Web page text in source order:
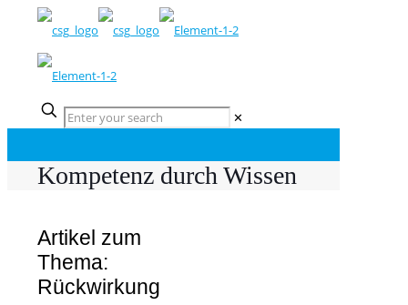
✕
Kompetenz durch Wissen
Artikel zum
Thema:
Rückwirkung